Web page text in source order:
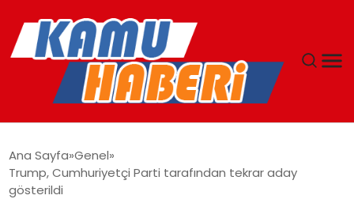
YAŞAM
Ana Sayfa Genel
Trump, Cumhuriyetçi Parti tarafından tekrar aday
gösterildi